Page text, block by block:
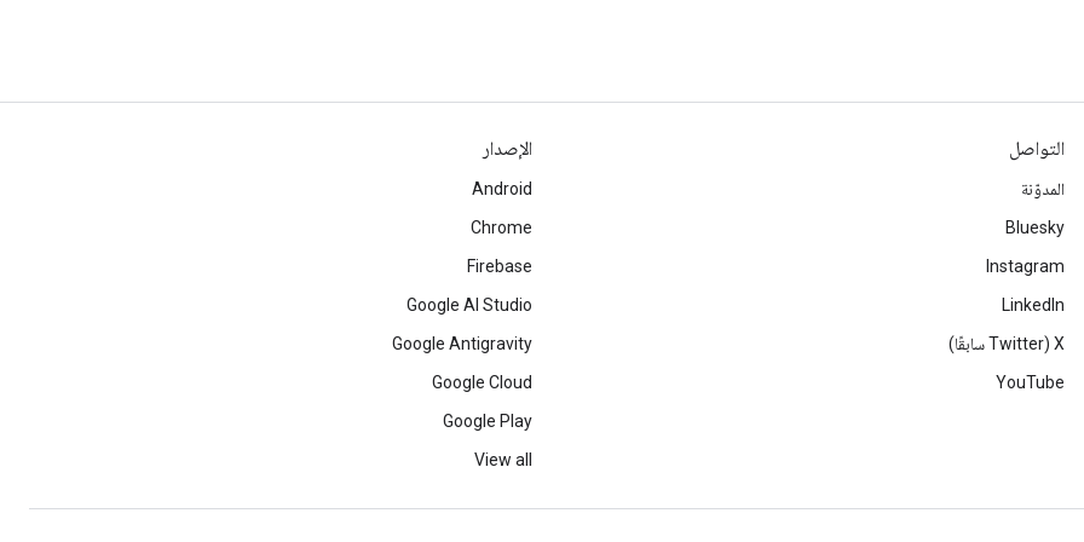
التواصل
المدوّنة
Bluesky
Instagram
LinkedIn
‫X ‏(Twitter سابقًا)
YouTube
الإصدار
Android
Chrome
Firebase
Google AI Studio
Google Antigravity
Google Cloud
Google Play
View all